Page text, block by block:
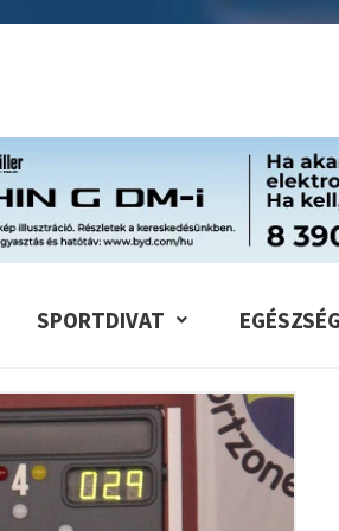
SPORTDIVAT EGÉSZSÉG